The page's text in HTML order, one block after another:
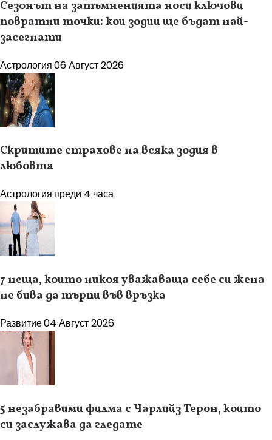
Сезонът на затъмненията носи ключови
повратни точки: кои зодии ще бъдат най-
засегнати
Астрология06 Август 2026
Скритите страхове на всяка зодия в
любовта
Астрология преди 4 часа
7 неща, които никоя уважаваща себе си жена
не бива да търпи във връзка
Развитие04 Август 2026
5 незабравими филма с Чарлийз Терон, които
си заслужава да гледате